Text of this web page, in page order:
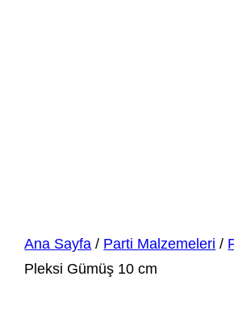
Ana Sayfa / Parti Malzemeleri /
Pleksi Gümüş 10 cm